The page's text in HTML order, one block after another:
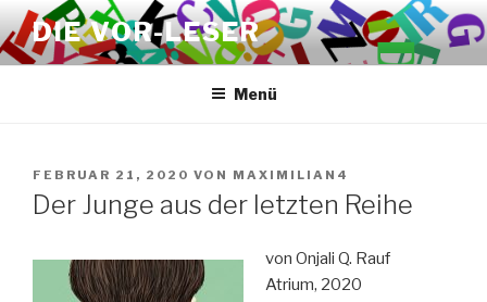
Zum
Inhalt
springen
DIE VOR-LESER
Menü
VERÖFFENTLICHT
AM
FEBRUAR 21, 2020 VON MAXIMILIAN4
Der Junge aus der letzten Reihe
von Onjali Q. Rauf
Atrium, 2020